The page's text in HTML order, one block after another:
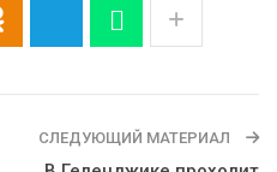
СЛЕДУЮЩИЙ МАТЕРИАЛ